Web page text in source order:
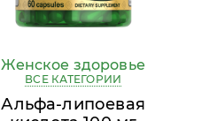
Женское здоровье
ВСЕ КАТЕГОРИИ
Альфа-липоевая